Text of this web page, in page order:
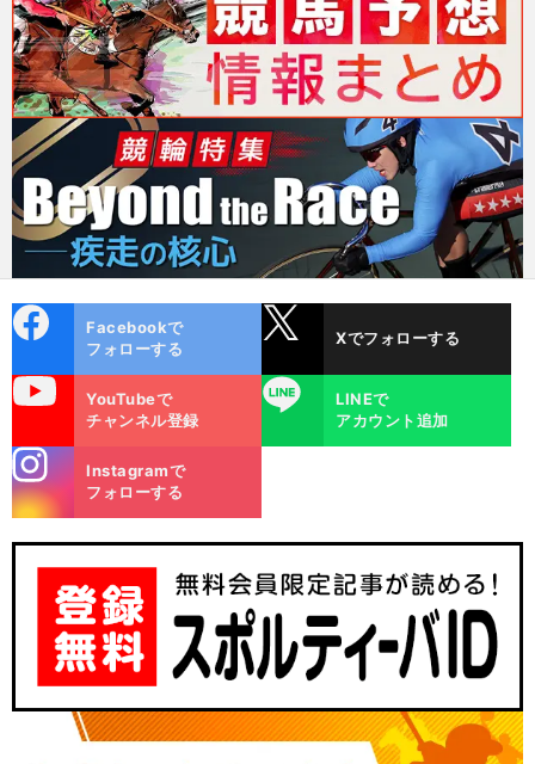
ok
Facebookで
フォローする
Xでフォローする
YouTubeで
チャンネル登録
LINE
LINEで
アカウント追加
m
Instagramで
フォローする